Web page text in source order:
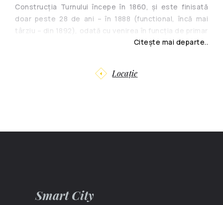
Construcția Turnului începe în 1860, și este finisată
doar peste 28 de ani – în 1888 (functional, încă mai
târziu – din 1892), odată cu venirea în funcția de primar
al Chișinăului a lui Carol Schmidt . Acesta, împreună cu
turnuri de apă, dintre care numai unul a rezistat până în
Citește mai departe..
Locație
Smart City